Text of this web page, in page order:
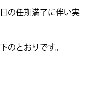
の任期満了に伴い実
のとおりです。